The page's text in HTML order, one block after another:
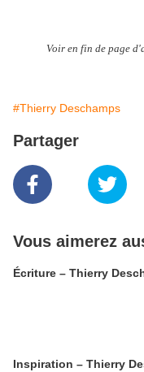
Voir en fin de page
#Thierry Deschamps
Partager
Vous aimerez
Écriture – Thierry
Inspiration – Thierry